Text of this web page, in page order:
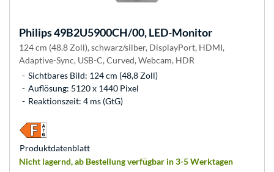
Philips49B2U5900CH/00, LED-Monitor
124 cm (48.8 Zoll), schwarz/silber, DisplayPort, HDMI,
Adaptive-Sync, USB-C, Curved, Webcam, HDR
Sichtbares Bild: 124 cm (48,8 Zoll)
Auflösung: 5120 x 1440 Pixel
Reaktionszeit: 4 ms (GtG)
Nicht lagernd, ab Bestellung verfügbar in 3-5 Werktagen
Produkt­datenblatt